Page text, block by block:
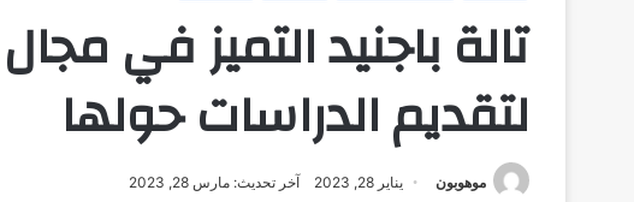
تالة باجنيد التميز في
لتقديم الدراسات حولها
موهوبون يناير 28, 2023 آخر تحديث: مارس 28, 2023